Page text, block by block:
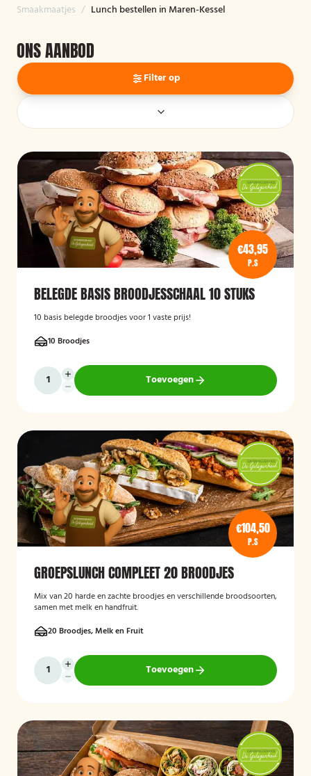
Smaakmaatjes / Lunch bestellen in Maren-Kessel
ONS AANBOD
Filter op
€43,95
P.S
BELEGDE BASIS BROODJESSCHAAL 10 STUKS
10 basis belegde broodjes voor 1 vaste prijs!
10 Broodjes
Toevoegen
€104,50
P.S
GROEPSLUNCH COMPLEET 20 BROODJES
Mix van 20 harde en zachte broodjes en verschillende broodsoorten,
samen met melk en handfruit.
20 Broodjes, Melk en Fruit
Toevoegen